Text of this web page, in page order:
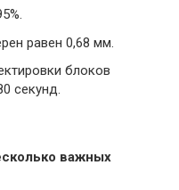
равен 0,68 мм.
блоков
секунд.
важных